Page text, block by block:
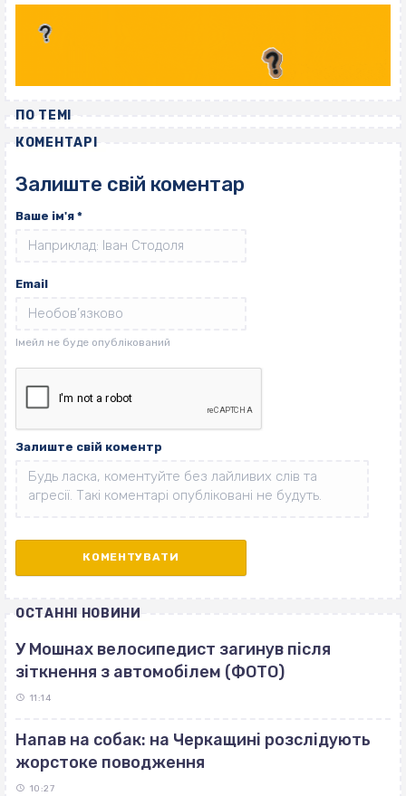
ПО ТЕМІ
КОМЕНТАРІ
Залиште свій коментар
Ваше ім'я *
Email
Залиште свій коментр
ОСТАННІ НОВИНИ
У Мошнах велосипедист загинув після
зіткнення з автомобілем (ФОТО)
11:14
Напав на собак: на Черкащині розслідують
жорстоке поводження
10:27